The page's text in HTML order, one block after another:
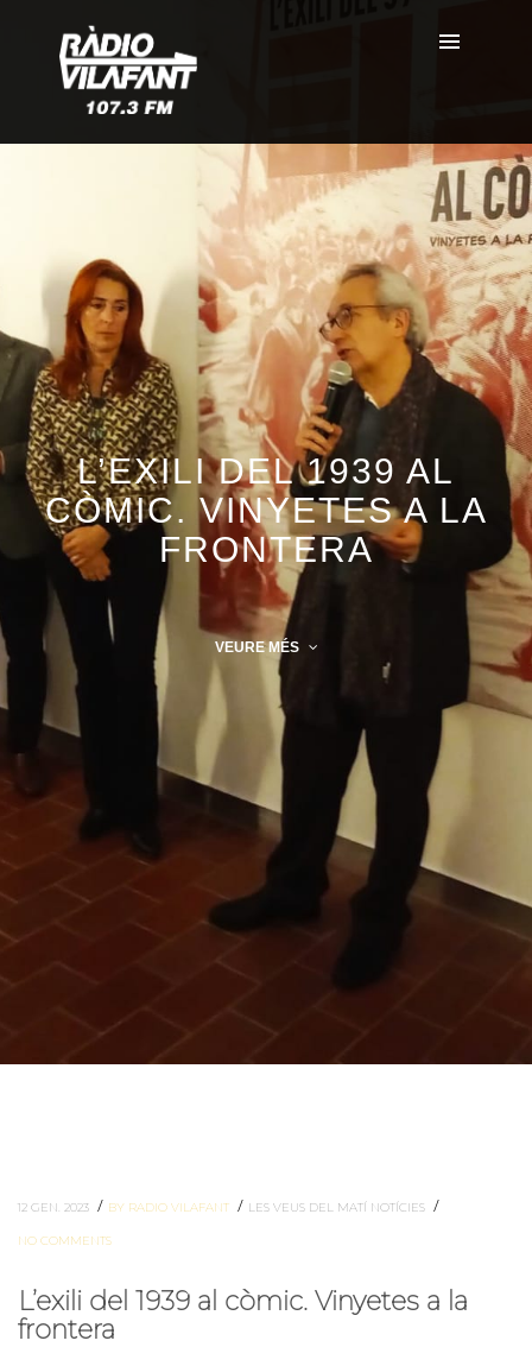
L’EXILI DEL 1939 AL
CÒMIC. VINYETES A LA
FRONTERA
VEURE MÉS
12 GEN. 2023 / BY RADIO VILAFANT / LES VEUS DEL MATÍ NOTÍCIES /
NO COMMENTS
L’exili del 1939 al còmic. Vinyetes a la
frontera